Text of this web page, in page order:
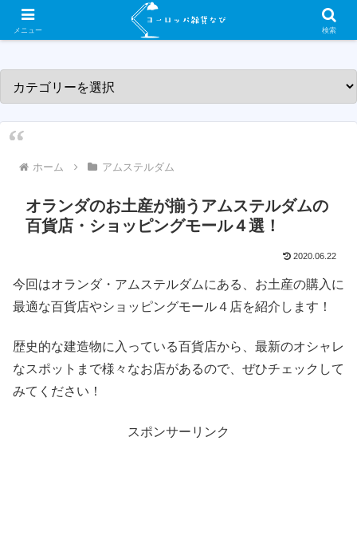
ヨーロッパ各国の素敵な雑貨屋さんを紹介するサイトです！
ホーム アムステルダム
オランダのお土産が揃うアムステルダムの
百貨店・ショッピングモール４選！
2020.06.22
今回はオランダ・アムステルダムにある、お土産の購入に
最適な百貨店やショッピングモール４店を紹介します！
歴史的な建造物に入っている百貨店から、最新のオシャレ
なスポットまで様々なお店があるので、ぜひチェックして
みてください！
スポンサーリンク
メニュー 検索